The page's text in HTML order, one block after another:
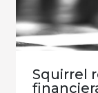
Squirrel